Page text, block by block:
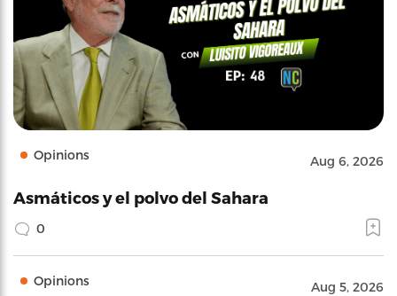
Opinions Aug 6, 2026
Asmáticos y el polvo del Sahara
0
Opinions Aug 5, 2026